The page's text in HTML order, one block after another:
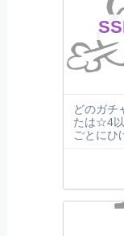
どのガチ
たは☆4
ごとにひ